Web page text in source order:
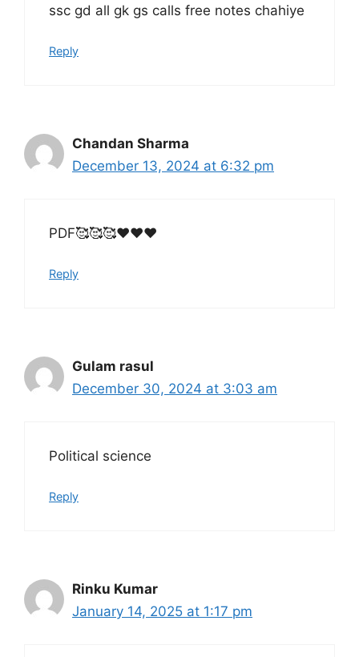
ssc gd all gk gs calls free notes chahiye
Reply
Chandan Sharma
December 13, 2024 at 6:32 pm
PDF🥰🥰🥰❤️❤️❤️
Reply
Gulam rasul
December 30, 2024 at 3:03 am
Political science
Reply
Rinku Kumar
January 14, 2025 at 1:17 pm